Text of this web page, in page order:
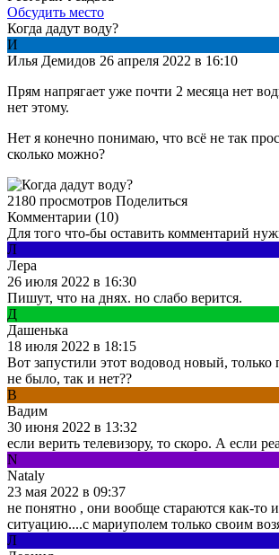
Обсудить место
Когда дадут воду?
И
Илья Демидов 26 апреля 2022 в 16:10
Прям напрягает уже почти 2 месяца нет
нет этому.
Нет я конечно понимаю, что всё не так
сколько можно?
2180 просмотров Поделиться
Комментарии (10)
Для того что-бы оставить комментарий
Л
Лера
26 июля 2022 в 16:30
Пишут, что на днях. но слабо верится.
Д
Дашенька
18 июля 2022 в 18:15
Вот запустили этот водовод новый,
не было, так и нет??
В
Вадим
30 июня 2022 в 13:32
если верить телевизору, то скоро. А если
N
Nataly
23 мая 2022 в 09:37
не понятно , они вообще стараются как-то
ситуацию....с мариуполем только своим
Л